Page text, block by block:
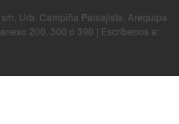
n, Urb. Campiña Paisajista, Arequipa
200, 300 ó 390 | Escríbenos a: